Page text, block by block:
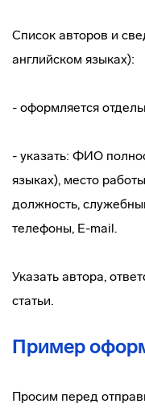
Список авторов и
английском языках):
- оформляется
- указать: ФИО
языках), место
должность,
телефоны, E-mail.
Указать автора,
статьи.
Пример
Просим перед